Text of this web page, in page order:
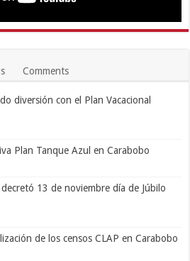
Comments
diversión con el Plan Vacacional
Plan Tanque Azul en Carabobo
13 de noviembre día de Júbilo
de los censos CLAP en Carabobo